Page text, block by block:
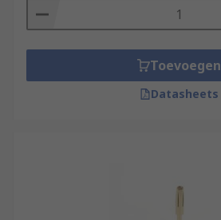
Toevoegen
Datasheets